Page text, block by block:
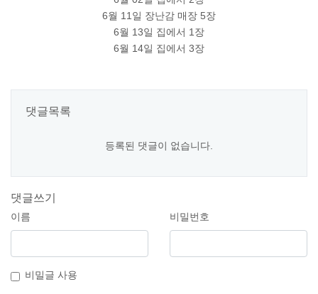
6월 11일 장난감 매장 5장
6월 13일 집에서 1장
6월 14일 집에서 3장
댓글목록
등록된 댓글이 없습니다.
댓글쓰기
이름 비밀번호
비밀글 사용